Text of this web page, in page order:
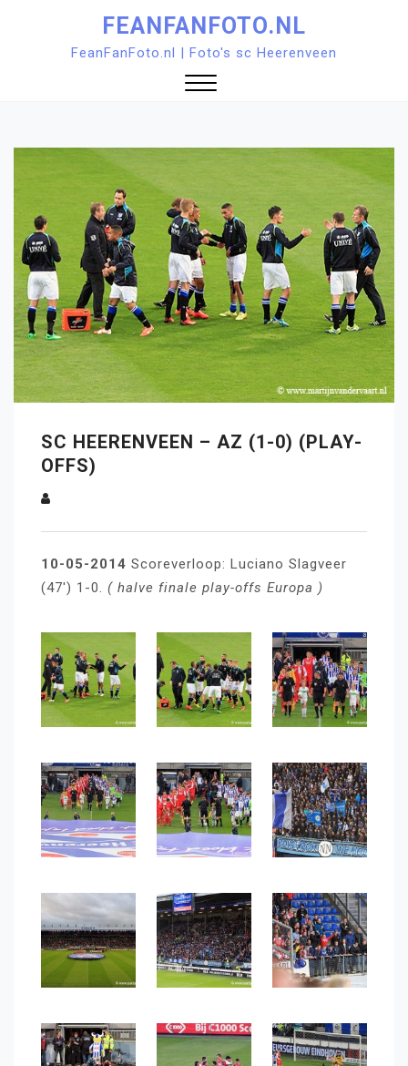
FEANFANFOTO.NL
FeanFanFoto.nl | Foto's sc Heerenveen
SC HEERENVEEN – AZ (1-0) (PLAY-
OFFS)
10-05-2014 Scoreverloop: Luciano Slagveer
(47′) 1-0. ( halve finale play-offs Europa )